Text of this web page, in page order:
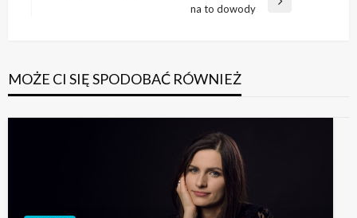
na to dowody
MOŻE CI SIĘ SPODOBAĆ RÓWNIEŻ